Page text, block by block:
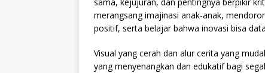
merangsang imajinasi anak-anak,
positif, serta belajar bahwa inovasi bisa
Visual yang cerah dan alur cerita yang
yang menyenangkan dan edukatif bagi